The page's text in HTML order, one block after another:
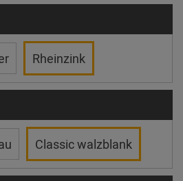
Rheinzink
Classic walzblank